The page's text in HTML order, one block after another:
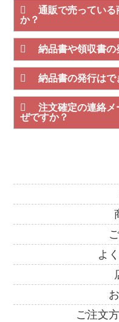
通販で売ってい
か？
納品書や領収書の
納品書の発行はで
注文確定の連絡
ぜですか？
よ
ご注文